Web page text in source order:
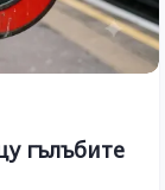
гълъбите